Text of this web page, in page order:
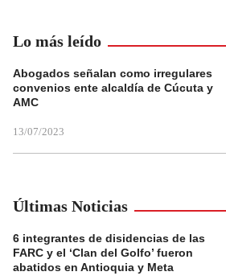
Lo más leído
Abogados señalan como irregulares
convenios ente alcaldía de Cúcuta y
AMC
13/07/2023
Últimas Noticias
6 integrantes de disidencias de las
FARC y el ‘Clan del Golfo’ fueron
abatidos en Antioquia y Meta